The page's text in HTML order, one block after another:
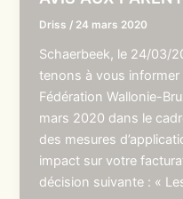
Driss / 24 mars 2020
Schaerbeek, le 24/03/
tenons à vous informer
Fédération Wallonie-
mars 2020 dans le
des mesures
impact sur votre
décision suivante : «